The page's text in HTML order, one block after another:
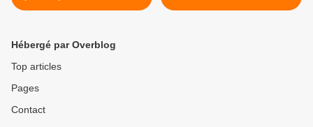
(1859-1926)
Hébergé par Overblog
Top articles
Pages
Contact